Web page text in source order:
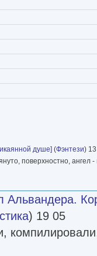
душе] (Фэнтези)
поверхностно, ангел
Альвандера.
) 19 05